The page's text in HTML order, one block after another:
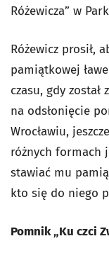
Różewicza” w
Różewicz prosił,
pamiątkowej
czasu, gdy
na odsłonięcie
Wrocławiu,
różnych formach
stawiać mu
kto się do niego
Pomnik „Ku czci